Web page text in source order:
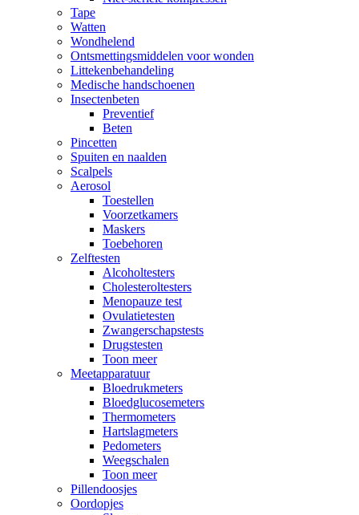
Tape
Watten
Wondhelend
Ontsmettingsmiddelen voor wonden
Littekenbehandeling
Medische handschoenen
Insectenbeten
Preventief
Beten
Pincetten
Spuiten en naalden
Scalpels
Aerosol
Toestellen
Voorzetkamers
Maskers
Toebehoren
Zelftesten
Alcoholtesters
Cholesteroltesters
Menopauze test
Ovulatietesten
Zwangerschapstests
Drugstesten
Toon meer
Meetapparatuur
Bloedrukmeters
Bloedglucosemeters
Thermometers
Hartslagmeters
Pedometers
Weegschalen
Toon meer
Pillendoosjes
Oordopjes